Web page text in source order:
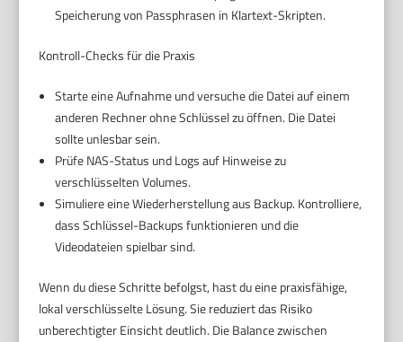
Speicherung von Passphrasen in Klartext-Skripten.
Kontroll-Checks für die Praxis
Starte eine Aufnahme und versuche die Datei auf einem
anderen Rechner ohne Schlüssel zu öffnen. Die Datei
sollte unlesbar sein.
Prüfe NAS-Status und Logs auf Hinweise zu
verschlüsselten Volumes.
Simuliere eine Wiederherstellung aus Backup. Kontrolliere,
dass Schlüssel-Backups funktionieren und die
Videodateien spielbar sind.
Wenn du diese Schritte befolgst, hast du eine praxisfähige,
lokal verschlüsselte Lösung. Sie reduziert das Risiko
unberechtigter Einsicht deutlich. Die Balance zwischen